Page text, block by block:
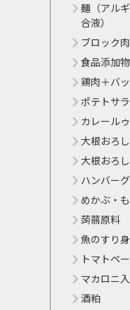
麺（アル
合液）
ブロック肉
食品添加物
鶏肉＋バ
ポテトサ
カレールゥ
大根おろし
大根おろ
ハンバー
めかぶ・
蒟蒻原料
魚のすり身
トマトペ
マカロニ
酒粕